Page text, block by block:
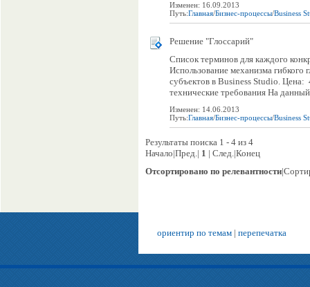
Изменен: 16.09.2013
Путь:Главная/Бизнес-процессы/Business
Решение "Глоссарий"
Список терминов для каждого
Использование механизма гибкого
субъектов в Business Studio. Цена:
технические требования На
Изменен: 14.06.2013
Путь:Главная/Бизнес-процессы/Business
Результаты поиска 1 - 4 из 4
Начало|Пред.| 1 | След.|Конец
Отсортировано по релевантности
ориентир по темам | перепечатка